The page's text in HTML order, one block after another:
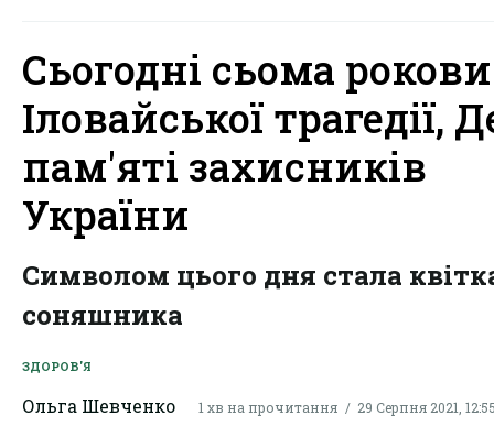
Сьогодні сьома
Іловайської трагедії,
пам'яті захисників
України
Символом цього дня стала
соняшника
ЗДОРОВ'Я
Ольга Шевченко 1 хв на прочитання 29 Серпня 2021,